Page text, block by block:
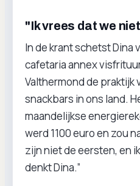
"Ik vrees dat we
In de krant schetst Dina
cafetaria annex
Valthermond de praktijk
snackbars in ons land.
maandelijkse
werd 1100 euro en zou
zijn niet de eersten, en
denkt Dina.”